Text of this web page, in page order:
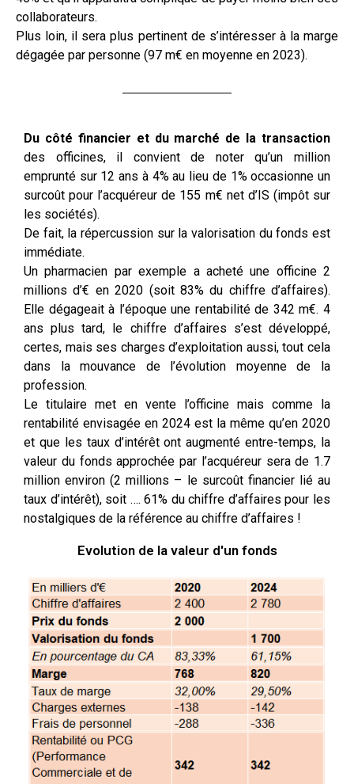
collaborateurs.
Plus loin, il sera plus pertinent de s’intéresser à la marge
dégagée par personne (97 m€ en moyenne en 2023).
Du côté financier et du marché de la transaction
des officines, il convient de noter qu’un million
emprunté sur 12 ans à 4% au lieu de 1% occasionne un
surcoût pour l’acquéreur de 155 m€ net d’IS (impôt sur
les sociétés).
De fait, la répercussion sur la valorisation du fonds est
immédiate.
Un pharmacien par exemple a acheté une officine 2
millions d’€ en 2020 (soit 83% du chiffre d’affaires).
Elle dégageait à l’époque une rentabilité de 342 m€. 4
ans plus tard, le chiffre d’affaires s’est développé,
certes, mais ses charges d’exploitation aussi, tout cela
dans la mouvance de l’évolution moyenne de la
profession.
Le titulaire met en vente l’officine mais comme la
rentabilité envisagée en 2024 est la même qu’en 2020
et que les taux d’intérêt ont augmenté entre-temps, la
valeur du fonds approchée par l’acquéreur sera de 1.7
million environ (2 millions – le surcoût financier lié au
taux d’intérêt), soit …. 61% du chiffre d’affaires pour les
nostalgiques de la référence au chiffre d’affaires !
Evolution de la valeur d'un fonds